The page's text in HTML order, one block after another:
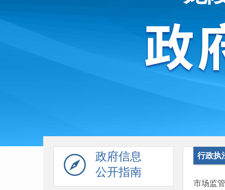
政府信息
公开指南
行政执
市场监